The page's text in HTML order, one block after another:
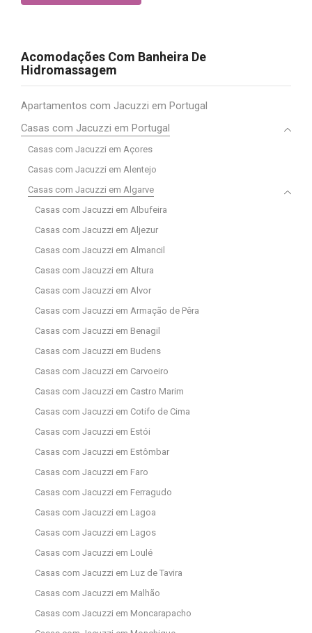
Acomodações Com Banheira De
Hidromassagem
Apartamentos com Jacuzzi em Portugal
Casas com Jacuzzi em Portugal
Casas com Jacuzzi em Açores
Casas com Jacuzzi em Alentejo
Casas com Jacuzzi em Algarve
Casas com Jacuzzi em Albufeira
Casas com Jacuzzi em Aljezur
Casas com Jacuzzi em Almancil
Casas com Jacuzzi em Altura
Casas com Jacuzzi em Alvor
Casas com Jacuzzi em Armação de Pêra
Casas com Jacuzzi em Benagil
Casas com Jacuzzi em Budens
Casas com Jacuzzi em Carvoeiro
Casas com Jacuzzi em Castro Marim
Casas com Jacuzzi em Cotifo de Cima
Casas com Jacuzzi em Estói
Casas com Jacuzzi em Estômbar
Casas com Jacuzzi em Faro
Casas com Jacuzzi em Ferragudo
Casas com Jacuzzi em Lagoa
Casas com Jacuzzi em Lagos
Casas com Jacuzzi em Loulé
Casas com Jacuzzi em Luz de Tavira
Casas com Jacuzzi em Malhão
Casas com Jacuzzi em Moncarapacho